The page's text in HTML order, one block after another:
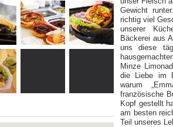
Gewicht
richtig viel
unserer
Bäckerei aus
uns diese
Minze
die Liebe im
warum
französische
Kopf gestellt
am besten
Teil unseres